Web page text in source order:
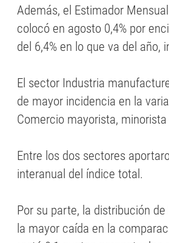
Además, el Estimador
colocó en agosto 0,4% por
del 6,4% en lo que va del año,
El sector Industria
de mayor incidencia en la
Comercio mayorista,
Entre los dos sectores
interanual del índice total.
Por su parte, la distribución
la mayor caída en la